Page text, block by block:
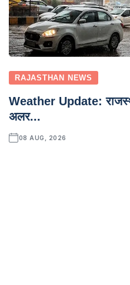
RAJASTHAN NEWS
Weather Update:
अलर...
08 AUG, 2026